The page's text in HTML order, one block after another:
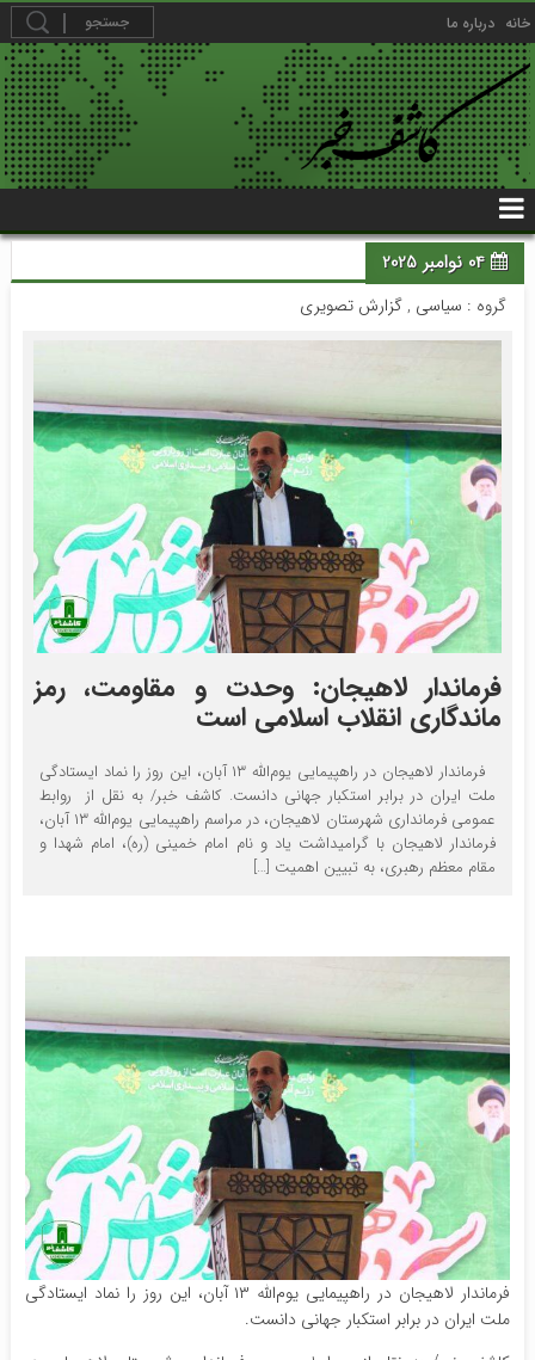
خانه درباره ما
04 نوامبر 2025
گروه : سیاسی ,گزارش تصویری
فرماندار لاهیجان: وحدت و مقاومت، رمز
ماندگاری انقلاب اسلامی است
فرماندار لاهیجان در راهپیمایی یوم‌الله ۱۳ آبان، این روز را نماد ایستادگی
ملت ایران در برابر استکبار جهانی دانست. کاشف خبر/ به نقل از روابط
عمومی فرمانداری شهرستان لاهیجان، در مراسم راهپیمایی یوم‌الله ۱۳ آبان،
فرماندار لاهیجان با گرامیداشت یاد و نام امام خمینی (ره)، امام شهدا و
مقام معظم رهبری، به تبیین اهمیت […]
فرماندار لاهیجان در راهپیمایی یوم‌الله ۱۳ آبان، این روز را نماد ایستادگی
ملت ایران در برابر استکبار جهانی دانست.